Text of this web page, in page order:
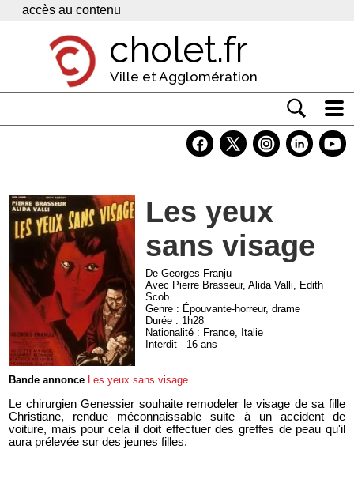
Panneau de gestion des cookies
accès au contenu
cholet.fr
Ville et Agglomération
Economie
Services
Contacts
Les yeux
sans visage
De Georges Franju
Avec Pierre Brasseur, Alida Valli, Edith
Scob
Genre : Épouvante-horreur, drame
Durée : 1h28
Nationalité : France, Italie
Interdit - 16 ans
Bande annonce Les yeux sans visage
Le chirurgien Genessier souhaite remodeler le visage de sa fille
Christiane, rendue méconnaissable suite à un accident de
voiture, mais pour cela il doit effectuer des greffes de peau qu'il
aura prélevée sur des jeunes filles.